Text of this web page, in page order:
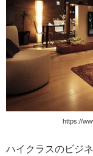
https://
ハイクラスのビジ